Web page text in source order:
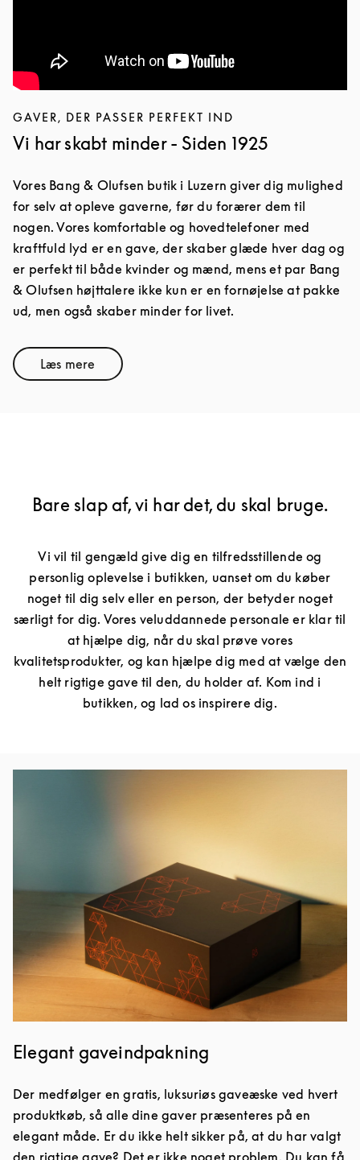
GAVER, DER PASSER PERFEKT IND
Vi har skabt minder - Siden 1925
Vores Bang & Olufsen butik i Luzern giver dig mulighed
for selv at opleve gaverne, før du forærer dem til
nogen. Vores komfortable og hovedtelefoner med
kraftfuld lyd er en gave, der skaber glæde hver dag og
er perfekt til både kvinder og mænd, mens et par Bang
& Olufsen højttalere ikke kun er en fornøjelse at pakke
ud, men også skaber minder for livet.
Læs mereLink Opens in New Tab
Bare slap af, vi har det, du skal bruge.
Vi vil til gengæld give dig en tilfredsstillende og
personlig oplevelse i butikken, uanset om du køber
noget til dig selv eller en person, der betyder noget
særligt for dig. Vores veluddannede personale er klar til
at hjælpe dig, når du skal prøve vores
kvalitetsprodukter, og kan hjælpe dig med at vælge den
helt rigtige gave til den, du holder af. Kom ind i
butikken, og lad os inspirere dig.
Elegant gaveindpakning
Der medfølger en gratis, luksuriøs gaveæske ved hvert
produktkøb, så alle dine gaver præsenteres på en
elegant måde. Er du ikke helt sikker på, at du har valgt